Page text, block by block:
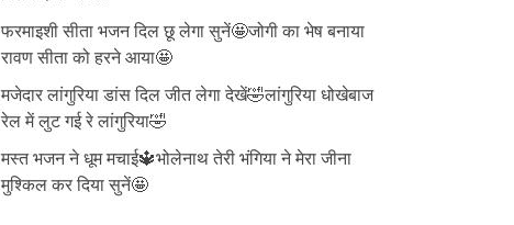
फरमाइशी सीता भजन दिल छू लेगा सुनें🤩जोगी का भेष बनाया
रावण सीता को हरने आया🤩
मजेदार लांगुरिया डांस दिल जीत लेगा देखें🤣लांगुरिया धोखेबाज
रेल में लुट गई रे लांगुरिया🤣
मस्त भजन ने धूम मचाई🔱भोलेनाथ तेरी भंगिया ने मेरा जीना
मुश्किल कर दिया सुनें🤩